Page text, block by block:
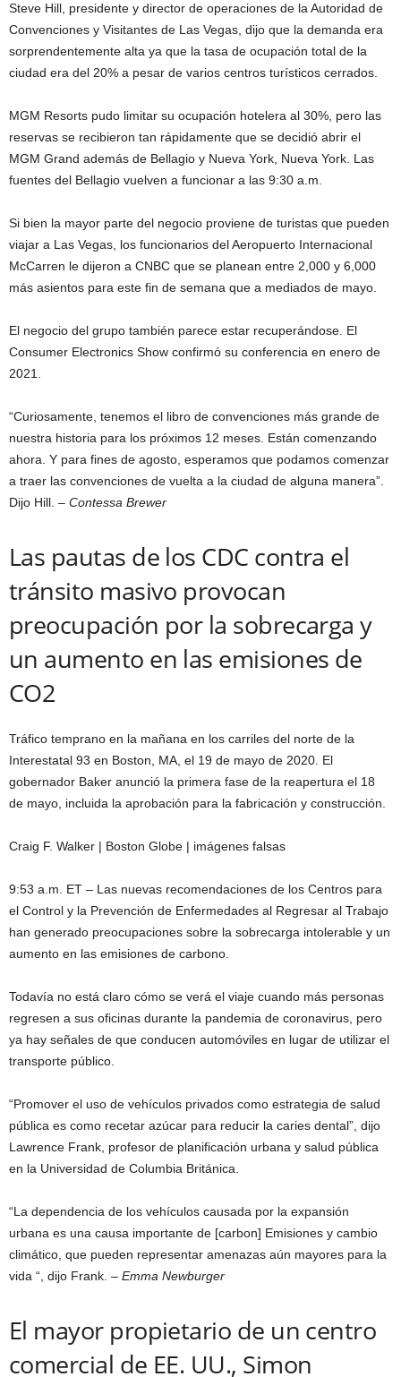
Steve Hill, presidente y director de operaciones de la Autoridad de
Convenciones y Visitantes de Las Vegas, dijo que la demanda era
sorprendentemente alta ya que la tasa de ocupación total de la
ciudad era del 20% a pesar de varios centros turísticos cerrados.
MGM Resorts pudo limitar su ocupación hotelera al 30%, pero las
reservas se recibieron tan rápidamente que se decidió abrir el
MGM Grand además de Bellagio y Nueva York, Nueva York. Las
fuentes del Bellagio vuelven a funcionar a las 9:30 a.m.
Si bien la mayor parte del negocio proviene de turistas que pueden
viajar a Las Vegas, los funcionarios del Aeropuerto Internacional
McCarren le dijeron a CNBC que se planean entre 2,000 y 6,000
más asientos para este fin de semana que a mediados de mayo.
El negocio del grupo también parece estar recuperándose. El
Consumer Electronics Show confirmó su conferencia en enero de
2021.
“Curiosamente, tenemos el libro de convenciones más grande de
nuestra historia para los próximos 12 meses. Están comenzando
ahora. Y para fines de agosto, esperamos que podamos comenzar
a traer las convenciones de vuelta a la ciudad de alguna manera”.
Dijo Hill. – Contessa Brewer
Las pautas de los CDC contra el
tránsito masivo provocan
preocupación por la sobrecarga y
un aumento en las emisiones de
CO2
Tráfico temprano en la mañana en los carriles del norte de la
Interestatal 93 en Boston, MA, el 19 de mayo de 2020. El
gobernador Baker anunció la primera fase de la reapertura el 18
de mayo, incluida la aprobación para la fabricación y construcción.
Craig F. Walker | Boston Globe | imágenes falsas
9:53 a.m. ET – Las nuevas recomendaciones de los Centros para
el Control y la Prevención de Enfermedades al Regresar al Trabajo
han generado preocupaciones sobre la sobrecarga intolerable y un
aumento en las emisiones de carbono.
Todavía no está claro cómo se verá el viaje cuando más personas
regresen a sus oficinas durante la pandemia de coronavirus, pero
ya hay señales de que conducen automóviles en lugar de utilizar el
transporte público.
“Promover el uso de vehículos privados como estrategia de salud
pública es como recetar azúcar para reducir la caries dental”, dijo
Lawrence Frank, profesor de planificación urbana y salud pública
en la Universidad de Columbia Británica.
“La dependencia de los vehículos causada por la expansión
urbana es una causa importante de [carbon] Emisiones y cambio
climático, que pueden representar amenazas aún mayores para la
vida “, dijo Frank. – Emma Newburger
El mayor propietario de un centro
comercial de EE. UU., Simon